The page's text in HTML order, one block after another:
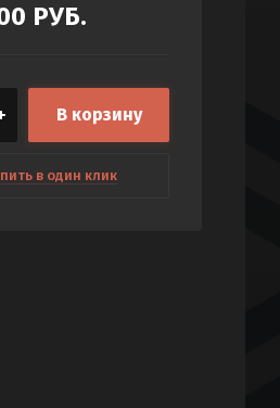
РУБ.
В корзину
в один клик